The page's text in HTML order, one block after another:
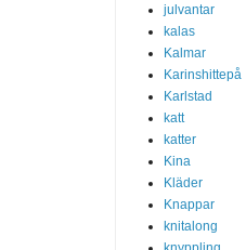
julvantar
kalas
Kalmar
Karinshittepå
Karlstad
katt
katter
Kina
Kläder
Knappar
knitalong